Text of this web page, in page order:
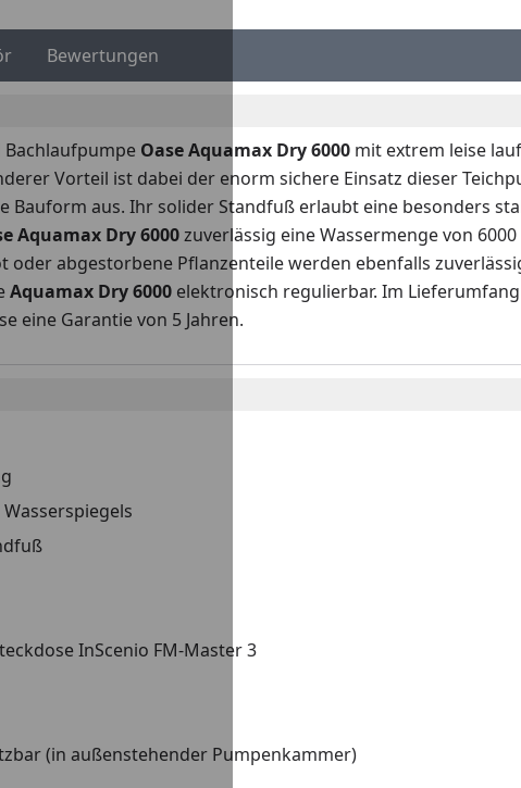
Bewertungen
Oase Aquamax Dry 6000 mit extrem leise
Vorteil ist dabei der enorm sichere Einsatz dieser
Bauform aus. Ihr solider Standfuß erlaubt eine besonders
Aquamax Dry 6000zuverlässig eine Wassermenge von
oder abgestorbene Pflanzenteile werden ebenfalls
Aquamax Dry 6000 elektronisch regulierbar. Im
eine Garantie von 5 Jahren.
InScenio FM-Master 3
(in außenstehender Pumpenkammer)